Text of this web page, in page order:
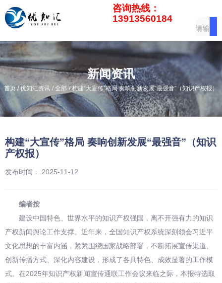
咨询热线：
13913560184
新闻资讯
首页 /优知汇资讯 /全部 /构建“大宣传”格局 奏响创新发展“最强音”（知识产权报）
构建“大宣传”格局 奏响创新发展“最强音”（知识
产权报）
发布时间： 2025-11-12
编者按
建设中国特色、世界水平的知识产权强国，离不开强有力的知识
产权新闻舆论工作支撑。近年来，全国知识产权系统深刻领会习近平
文化思想的丰富内涵，紧紧围绕国家战略部署，不断拓展宣传渠道、
创新传播方式、深化内容建设，形成了各具特色、成效显著的工作模
式。在2025年知识产权新闻宣传通联工作会议来临之际，本报特选取